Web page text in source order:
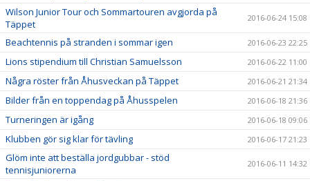
Wilson Junior Tour och Sommartouren avgjorda på
Täppet
2016-06-24 15:08
Beachtennis på stranden i sommar igen 2016-06-23 22:25
Lions stipendium till Christian Samuelsson 2016-06-22 11:00
Några röster från Åhusveckan på Täppet 2016-06-21 21:34
Bilder från en toppendag på Åhusspelen 2016-06-18 21:36
Turneringen är igång 2016-06-18 09:06
Klubben gör sig klar för tävling 2016-06-17 21:23
Glöm inte att beställa jordgubbar - stöd
tennisjuniorerna
2016-06-11 14:32